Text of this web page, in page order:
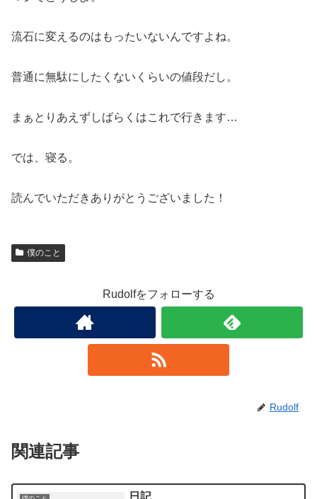
流石に変えるのはもったいないんですよね。
普通に無駄にしたくないくらいの値段だし。
まぁとりあえずしばらくはこれで行きます…
では、寝る。
読んでいただきありがとうございました！
僕のこと
Rudolfをフォローする
Rudolf
関連記事
日記